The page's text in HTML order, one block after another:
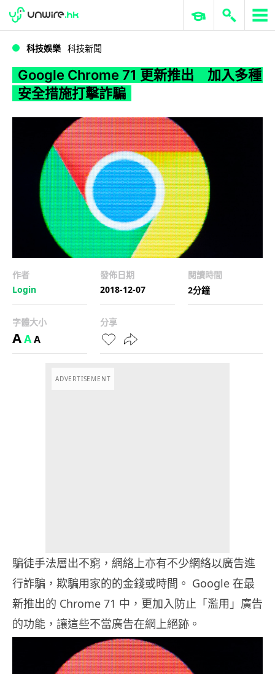
WWDC 2026 ERP 與商業 AI
科技娛樂 科技新聞
Google Chrome 71 更新推出 加入多種
安全措施打擊詐騙
作者
Login
發佈日期
2018-12-07
閱讀時間
2分鐘
字體大小
AAA
分享
ADVERTISEMENT
騙徒手法層出不窮，網絡上亦有不少網絡以廣告進
行詐騙，欺騙用家的的金錢或時間。 Google 在最
新推出的 Chrome 71 中，更加入防止「濫用」廣告
的功能，讓這些不當廣告在網上絕跡。